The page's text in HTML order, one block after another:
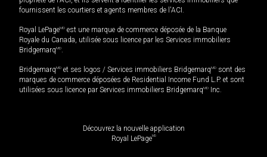
fournissent les courtiers et agents membres de l'ACI.
Royal LePageMD est une marque de commerce déposée de la Banque
Royale du Canada, utilisée sous licence par les Services immobiliers
BridgemarqMD.
BridgemarqMD et ses logos / Services immobiliers BridgemarqMD sont des
marques de commerce déposées de Residential Income Fund L.P. et sont
utilisées sous licence par Services immobiliers BridgemarqMD Inc.
Découvrez la nouvelle application
Royal LePageMD